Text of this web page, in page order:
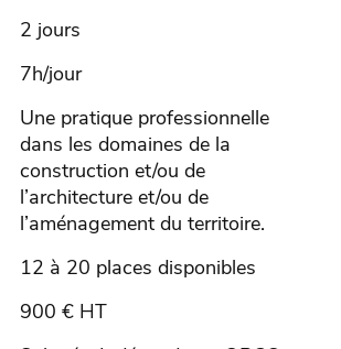
2 jours
7h/jour
Une pratique professionnelle
dans les domaines de la
construction et/ou de
l’architecture et/ou de
l’aménagement du territoire.
12 à 20 places disponibles
900 € HT